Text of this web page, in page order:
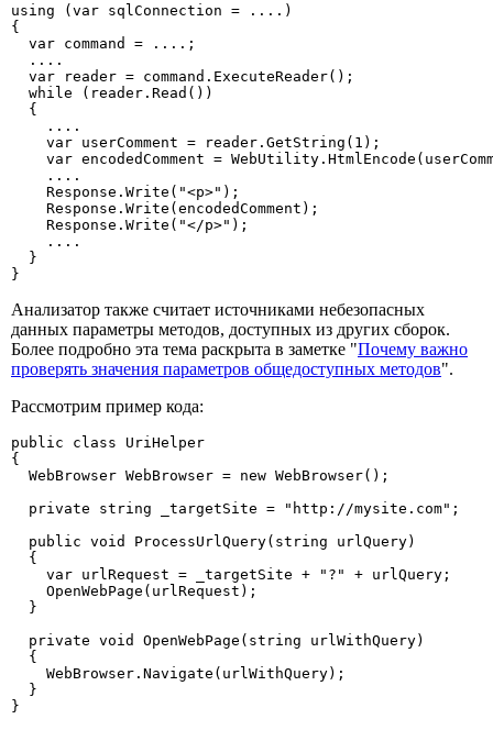
using (var sqlConnection = ....)
{
  var command = ....;
  ....
  var reader = command.ExecuteReader();
  while (reader.Read())
  {
    ....
    var userComment = reader.GetString(1);
var encodedComment =
    ....
    Response.Write("<p>");
    Response.Write(encodedComment);
    Response.Write("</p>");
    ....
  }
}
Анализатор также считает источниками небезопасных
данных параметры методов, доступных из других сборок.
Более подробно эта тема раскрыта в заметке "Почему важно
проверять значения параметров общедоступных методов".
Рассмотрим пример кода:
public class UriHelper
{
  WebBrowser WebBrowser = new WebBrowser();
  private string _targetSite = "http://mysite.com";
  public void ProcessUrlQuery(string urlQuery)
  {
    var urlRequest = _targetSite + "?" + urlQuery;
    OpenWebPage(urlRequest);
  }
  private void OpenWebPage(string urlWithQuery)
  {
    WebBrowser.Navigate(urlWithQuery);
  }
}